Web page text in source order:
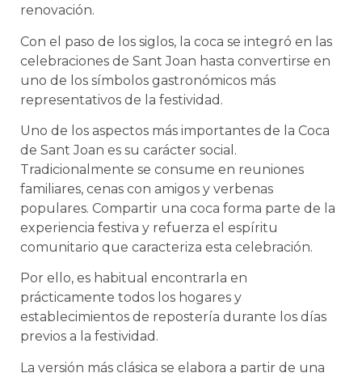
renovación.
Con el paso de los siglos, la coca se integró en las
celebraciones de Sant Joan hasta convertirse en
uno de los símbolos gastronómicos más
representativos de la festividad.
Uno de los aspectos más importantes de la Coca
de Sant Joan es su carácter social.
Tradicionalmente se consume en reuniones
familiares, cenas con amigos y verbenas
populares. Compartir una coca forma parte de la
experiencia festiva y refuerza el espíritu
comunitario que caracteriza esta celebración.
Por ello, es habitual encontrarla en
prácticamente todos los hogares y
establecimientos de repostería durante los días
previos a la festividad.
La versión más clásica se elabora a partir de una